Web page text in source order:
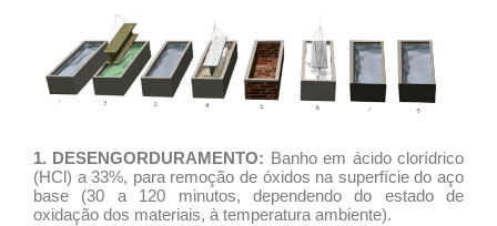
1. DESENGORDURAMENTO: Banho em ácido clorídrico
(HCl) a 33%, para remoção de óxidos na superfície do aço
base (30 a 120 minutos, dependendo do estado de
oxidação dos materiais, à temperatura ambiente).